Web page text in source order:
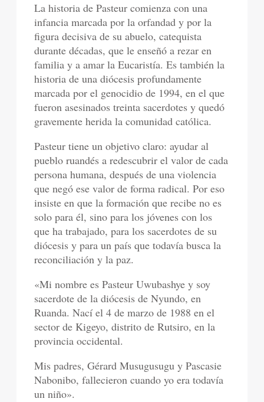
La historia de Pasteur comienza con una
infancia marcada por la orfandad y por la
figura decisiva de su abuelo, catequista
durante décadas, que le enseñó a rezar en
familia y a amar la Eucaristía. Es también la
historia de una diócesis profundamente
marcada por el genocidio de 1994, en el que
fueron asesinados treinta sacerdotes y quedó
gravemente herida la comunidad católica.
Pasteur tiene un objetivo claro: ayudar al
pueblo ruandés a redescubrir el valor de cada
persona humana, después de una violencia
que negó ese valor de forma radical. Por eso
insiste en que la formación que recibe no es
solo para él, sino para los jóvenes con los
que ha trabajado, para los sacerdotes de su
diócesis y para un país que todavía busca la
reconciliación y la paz.
«Mi nombre es Pasteur Uwubashye y soy
sacerdote de la diócesis de Nyundo, en
Ruanda. Nací el 4 de marzo de 1988 en el
sector de Kigeyo, distrito de Rutsiro, en la
provincia occidental.
Mis padres, Gérard Musugusugu y Pascasie
Nabonibo, fallecieron cuando yo era todavía
un niño».